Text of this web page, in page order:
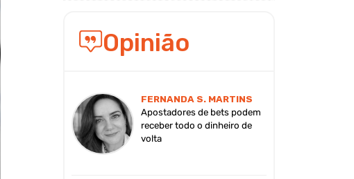
Opinião
FERNANDA S. MARTINS
Apostadores de bets podem
receber todo o dinheiro de
volta